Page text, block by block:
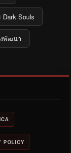
Dark Souls
งพัฒนา
POLICY